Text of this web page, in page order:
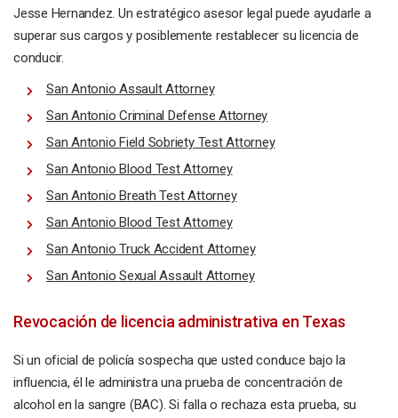
Jesse Hernandez. Un estratégico asesor legal puede ayudarle a
superar sus cargos y posiblemente restablecer su licencia de
conducir.
San Antonio Assault Attorney
San Antonio Criminal Defense Attorney
San Antonio Field Sobriety Test Attorney
San Antonio Blood Test Attorney
San Antonio Breath Test Attorney
San Antonio Blood Test Attorney
San Antonio Truck Accident Attorney
San Antonio Sexual Assault Attorney
Revocación de licencia administrativa en Texas
Si un oficial de policía sospecha que usted conduce bajo la
influencia, él le administra una prueba de concentración de
alcohol en la sangre (BAC). Si falla o rechaza esta prueba, su